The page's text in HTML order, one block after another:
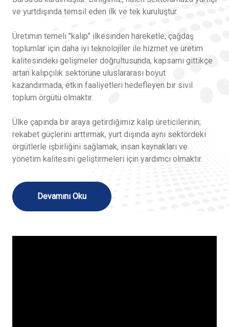
ve yurtdışında temsil eden ilk ve tek kuruluştur.
Üretimin temeli "kalıp" ilkesinden hareketle; çağdaş
toplumlar için daha iyi teknolojiler ile hizmet ve üretim
kalitesindeki gelişmeler doğrultusunda, kapsamı gittikçe
artan kalıpçılık sektörüne uluslararası boyut
kazandırmada, etkin faaliyetleri hedefleyen bir sivil
toplum örgütü olmaktır.
Ülke çapında bir araya getirdiğimiz kalıp üreticilerinin;
rekabet güçlerini arttırmak, yurt dışında aynı sektördeki
örgütlerle işbirliğini sağlamak, insan kaynakları ve
yönetim kalitesini geliştirmeleri için yardımcı olmaktır.
Devamını Oku